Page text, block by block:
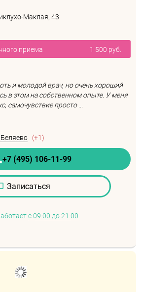
Маклая, 43
приема 1 500 руб.
и молодой врач, но очень хороший
в этом на собственном опыте. У меня
самочувствие просто ...
(+1)
+7 (495) 106-11-99
Записаться
с 09:00 до 21:00